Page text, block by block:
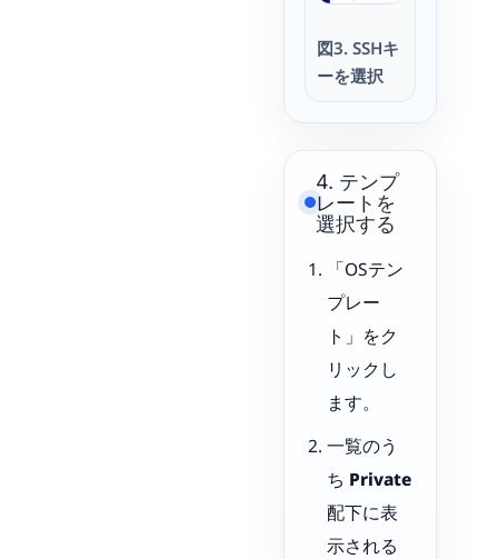
図3. SSHキ
ーを選択
4. テンプ
レートを
選択する
「OSテン
プレー
ト」をク
リックし
ます。
一覧のう
ち Private
配下に表
示される